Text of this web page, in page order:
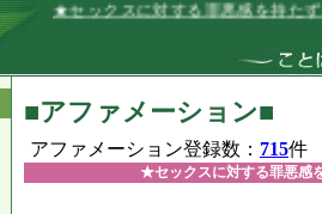
★セックスに対する罪悪感を持たず、楽
■アファメーション■
アファメーション登録数： 715件
★セックスに対する罪悪感